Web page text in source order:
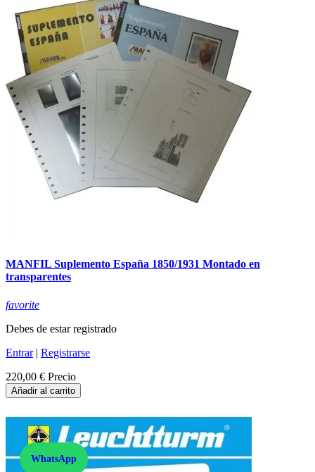
MANFIL Suplemento España 1850/1931 Montado en
transparentes
favorite
Debes de estar registrado
Entrar| Registrarse
220,00 € Precio
Añadir al carrito
WhatsApp